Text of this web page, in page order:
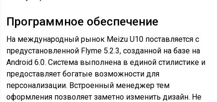
Программное обеспечение
На международный рынок Meizu U10 поставляется с
предустановленной Flyme 5.2.3, созданной на базе на
Android 6.0. Система выполнена в единой стилистике и
предоставляет богатые возможности для
персонализации. Встроенный менеджер тем
оформления позволяет заметно изменить дизайн. Не